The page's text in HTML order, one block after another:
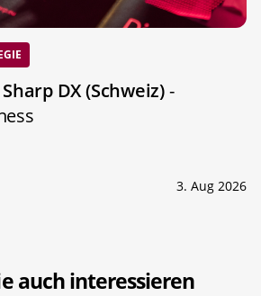
DX (Schweiz)-
3. Aug 2026
auch interessieren